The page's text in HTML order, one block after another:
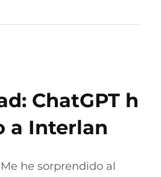
ChatGPT h
a Interlan
he sorprendido al